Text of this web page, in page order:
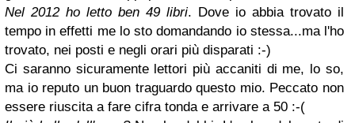
Nel 2012 ho letto ben 49 libri. Dove io abbia trovato il
tempo in effetti me lo sto domandando io stessa...ma l'ho
trovato, nei posti e negli orari più disparati :-)
Ci saranno sicuramente lettori più accaniti di me, lo so,
ma io reputo un buon traguardo questo mio. Peccato non
essere riuscita a fare cifra tonda e arrivare a 50 :-(